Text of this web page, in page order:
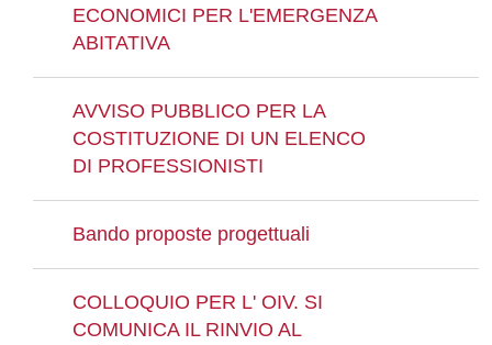
ECONOMICI PER L'EMERGENZA
ABITATIVA
AVVISO PUBBLICO PER LA
COSTITUZIONE DI UN ELENCO
DI PROFESSIONISTI
Bando proposte progettuali
COLLOQUIO PER L' OIV. SI
COMUNICA IL RINVIO AL